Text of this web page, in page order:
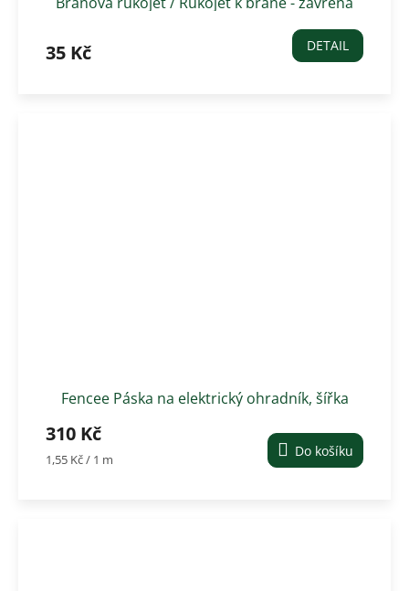
35 Kč DETAIL
Fencee Páska na elektrický ohradník, šířka
310 Kč
Měrná
1,55 Kč / 1 m Do košíku